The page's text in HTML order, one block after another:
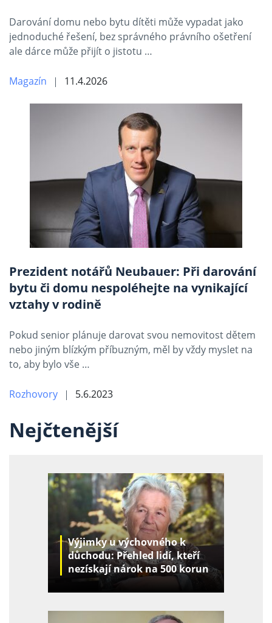
Darování domu nebo bytu dítěti může vypadat jako
jednoduché řešení, bez správného právního ošetření
ale dárce může přijít o jistotu …
Magazín 11.4.2026
Prezident notářů Neubauer: Při darování
bytu či domu nespoléhejte na vynikající
vztahy v rodině
Pokud senior plánuje darovat svou nemovitost dětem
nebo jiným blízkým příbuzným, měl by vždy myslet na
to, aby bylo vše …
Rozhovory 5.6.2023
Nejčtenější
Výjimky u výchovného k
důchodu: Přehled lidí, kteří
nezískají nárok na 500 korun
za děti